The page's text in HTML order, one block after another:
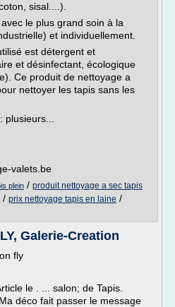
sisal....).
le plus grand soin à la
et individuellement.
est détergent et
et désinfectant, écologique
Ce produit de nettoyage a
nettoyer les tapis sans les
valets.be
plein / produit nettoyage a sec tapis
/ prix nettoyage tapis en laine /
Galerie-Creation
fly
le . ... salon; de Tapis.
déco fait passer le message